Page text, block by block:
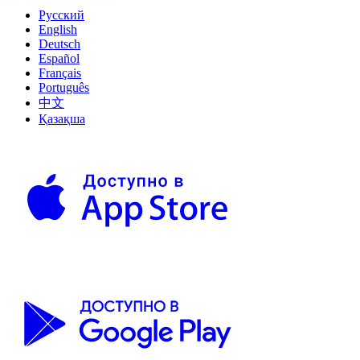
Русский
English
Deutsch
Español
Français
Português
中文
Қазақша